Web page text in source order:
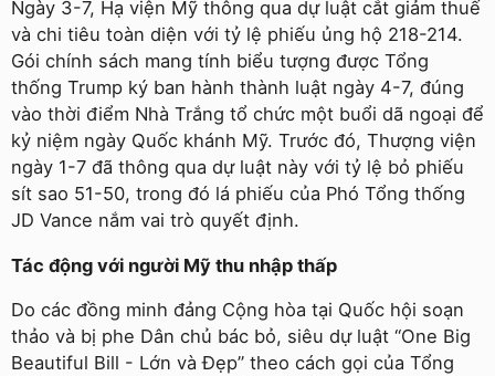
Ngày 3-7, Hạ viện Mỹ thông qua dự luật cắt giảm thuế
và chi tiêu toàn diện với tỷ lệ phiếu ủng hộ 218-214.
Gói chính sách mang tính biểu tượng được Tổng
thống Trump ký ban hành thành luật ngày 4-7, đúng
vào thời điểm Nhà Trắng tổ chức một buổi dã ngoại để
kỷ niệm ngày Quốc khánh Mỹ. Trước đó, Thượng viện
ngày 1-7 đã thông qua dự luật này với tỷ lệ bỏ phiếu
sít sao 51-50, trong đó lá phiếu của Phó Tổng thống
JD Vance nắm vai trò quyết định.
Tác động với người Mỹ thu nhập thấp
Do các đồng minh đảng Cộng hòa tại Quốc hội soạn
thảo và bị phe Dân chủ bác bỏ, siêu dự luật “One Big
Beautiful Bill - Lớn và Đẹp” theo cách gọi của Tổng